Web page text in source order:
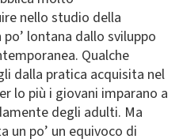
nello studio della
lontana dallo sviluppo
Qualche
dalla pratica acquisita nel
lo più i giovani imparano a
degli adulti. Ma
un po’ un equivoco di